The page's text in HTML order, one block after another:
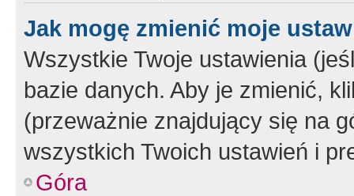
Jak mogę zmienić moje
Wszystkie Twoje ustawienia
bazie danych. Aby je zmienić,
(przeważnie znajdujący się na
wszystkich Twoich ustawień i
Góra